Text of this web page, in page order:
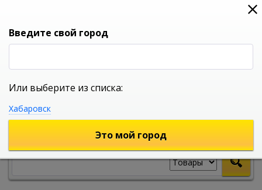
0
УНИВЕРСАЛЬНЫЙ ИНТЕРНЕТ МАГАЗИН
Введите свой город
Или выберите из списка:
Хабаровск
Это мой город